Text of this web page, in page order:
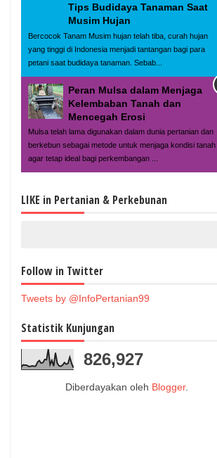
Tips Budidaya Tanaman Saat
Musim Hujan
Bercocok Tanam Musim hujan telah tiba, curah hujan
yang tinggi di Indonesia menjadi tantangan bagi para
petani saat budidaya tanaman. Sebab...
Peran Mulsa dalam Menjaga
Kelembaban Tanah dan
Mencegah Erosi
Mulsa telah lama digunakan dalam dunia pertanian dan
berkebun sebagai metode untuk menjaga kondisi tanah
agar tetap ideal bagi perkembangan ...
LIKE in Pertanian & Perkebunan
Follow in Twitter
Tweets by @InfoPertanian99
Statistik Kunjungan
826,927
Diberdayakan oleh Blogger.